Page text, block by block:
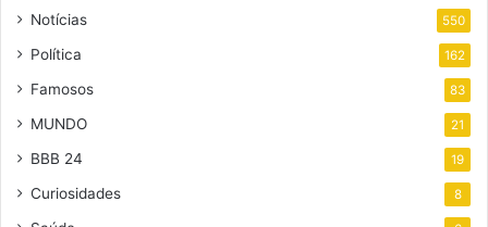
Notícias 550
Política 162
Famosos 83
MUNDO 21
BBB 24 19
Curiosidades 8